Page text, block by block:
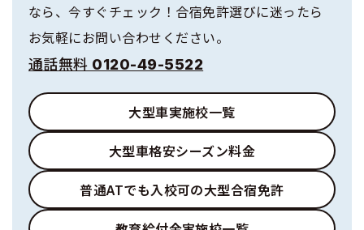
なら、今すぐチェック！合宿免許選びに迷ったら
お気軽にお問い合わせください。
通話無料 0120-49-5522
大型車実施校一覧
大型車格安シーズン料金
普通ATでも入校可の大型合宿免許